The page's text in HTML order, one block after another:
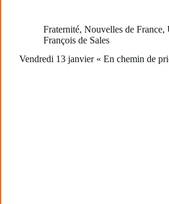
Fraternité, Nouvelles de France,
François de Sales
Vendredi 13 janvier « En chemin de